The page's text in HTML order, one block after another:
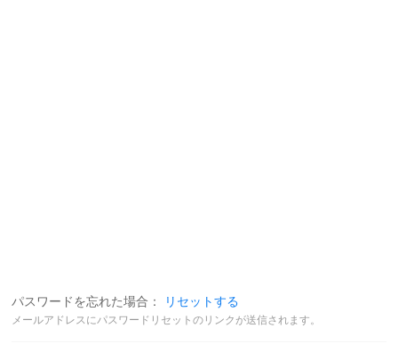
パスワードを忘れた場合： リセットする
メールアドレスにパスワードリセットのリンクが送信されます。